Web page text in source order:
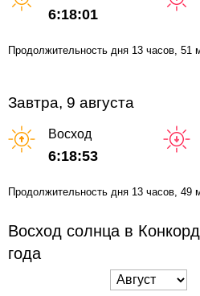
6:18:01
Продолжительность дня 13 часов , 51
Завтра, 9 августа
Восход
6:18:53
Продолжительность дня 13 часов, 49
Восход солнца в
года